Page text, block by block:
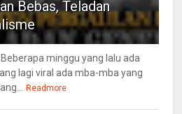
Bebas, Teladan
minggu yang lalu ada
lagi viral ada mba-mba yang
Readmore